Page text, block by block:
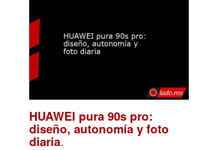
HUAWEI pura 90s pro:
diseño, autonomía y foto
diaria.